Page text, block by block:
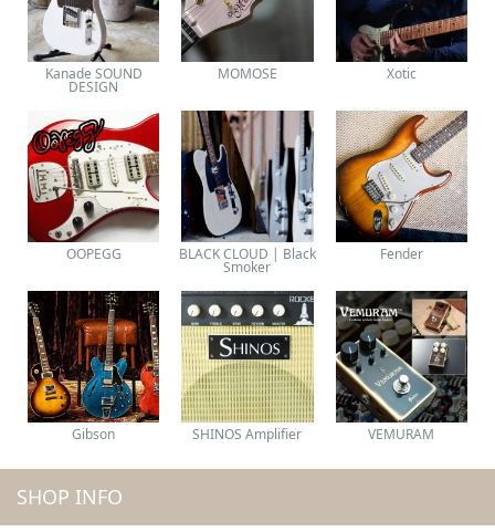
Kanade SOUND
DESIGN
MOMOSE Xotic
OOPEGG BLACK CLOUD | Black
Smoker
Fender
Gibson SHINOS Amplifier VEMURAM
SHOP INFO